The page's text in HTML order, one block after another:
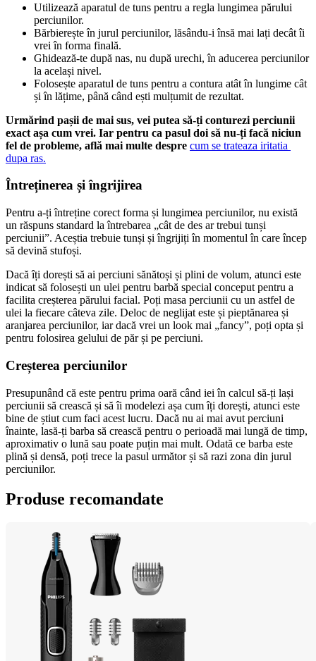
Utilizează aparatul de tuns pentru a regla lungimea părului
perciunilor.
Bărbierește în jurul perciunilor, lăsându-i însă mai lați decât îi
vrei în forma finală.
Ghidează-te după nas, nu după urechi, în aducerea perciunilor
la același nivel.
Folosește aparatul de tuns pentru a contura atât în lungime cât
și în lățime, până când ești mulțumit de rezultat.
Urmărind pașii de mai sus, vei putea să-ți conturezi perciunii
exact așa cum vrei. Iar pentru ca pasul doi să nu-ți facă niciun
fel de probleme, află mai multe despre cum se trateaza iritatia
dupa ras.
Întreținerea și îngrijirea
Pentru a-ți întreține corect forma și lungimea perciunilor, nu există
un răspuns standard la întrebarea „cât de des ar trebui tunși
perciunii”. Aceștia trebuie tunși și îngrijiți în momentul în care încep
să devină stufoși.
Dacă îți dorești să ai perciuni sănătoși și plini de volum, atunci este
indicat să folosești un ulei pentru barbă special conceput pentru a
facilita creșterea părului facial. Poți masa perciunii cu un astfel de
ulei la fiecare câteva zile. Deloc de neglijat este și pieptănarea și
aranjarea perciunilor, iar dacă vrei un look mai „fancy”, poți opta și
pentru folosirea gelului de păr și pe perciuni.
Creșterea perciunilor
Presupunând că este pentru prima oară când iei în calcul să-ți lași
perciunii să crească și să îi modelezi așa cum îți dorești, atunci este
bine de știut cum faci acest lucru. Dacă nu ai mai avut perciuni
înainte, lasă-ți barba să crească pentru o perioadă mai lungă de timp,
aproximativ o lună sau poate puțin mai mult. Odată ce barba este
plină și densă, poți trece la pasul următor și să razi zona din jurul
perciunilor.
Produse recomandate